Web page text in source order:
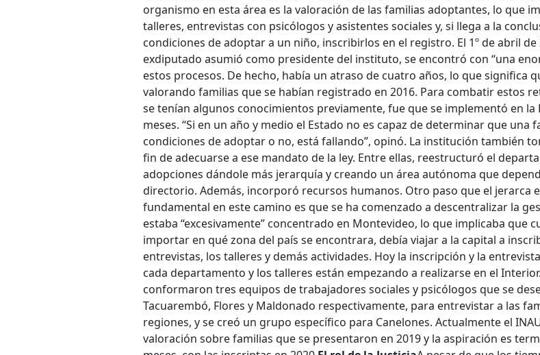
organismo en esta área es la valoración de las familias adoptantes, lo que
talleres, entrevistas con psicólogos y asistentes sociales y, si llega a la
condiciones de adoptar a un niño, inscribirlos en el registro. El 1º de abril de
exdiputado asumió como presidente del instituto, se encontró con “una
estos procesos. De hecho, había un atraso de cuatro años, lo que significa
valorando familias que se habían registrado en 2016. Para combatir estos
se tenían algunos conocimientos previamente, fue que se implementó en la
meses. “Si en un año y medio el Estado no es capaz de determinar que una
condiciones de adoptar o no, está fallando”, opinó. La institución también
fin de adecuarse a ese mandato de la ley. Entre ellas, reestructuró el
adopciones dándole más jerarquía y creando un área autónoma que
directorio. Además, incorporó recursos humanos. Otro paso que el jerarca
fundamental en este camino es que se ha comenzado a descentralizar la
estaba “excesivamente” concentrado en Montevideo, lo que implicaba que
importar en qué zona del país se encontrara, debía viajar a la capital a
entrevistas, los talleres y demás actividades. Hoy la inscripción y la
cada departamento y los talleres están empezando a realizarse en el
conformaron tres equipos de trabajadores sociales y psicólogos que se
Tacuarembó, Flores y Maldonado respectivamente, para entrevistar a las
regiones, y se creó un grupo específico para Canelones. Actualmente el
valoración sobre familias que se presentaron en 2019 y la aspiración es